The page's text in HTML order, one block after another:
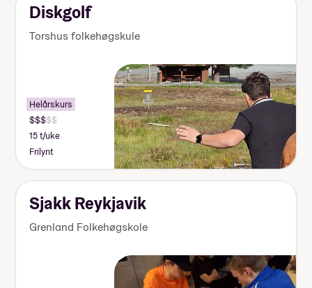
Diskgolf
Torshus folkehøgskule
Helårskurs
15 t/uke
Frilynt
Sjakk Reykjavik
Grenland Folkehøgskole